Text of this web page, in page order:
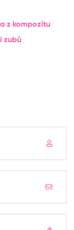
z kompozitu
zubů